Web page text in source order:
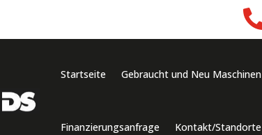
Startseite Gebraucht und Neu Maschinen
Finanzierungsanfrage Kontakt/Standorte